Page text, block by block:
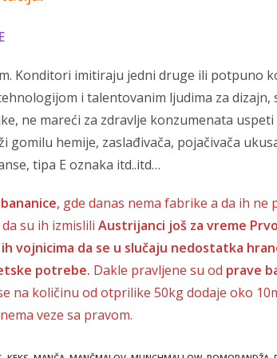
Konditori imitiraju jedni druge ili potpuno
i talentovanim ljudima za
ne mareći za zdravlje konzumenata
gomilu hemije, zaslađivača, pojačivača
tipa E oznaka itd..itd…
, gde danas nema fabrike a da ih ne
su ih izmislili Austrijanci još za vreme
vojnicima da se u slučaju nedostatka
potrebe. Dakle pravljene su od prave
na količinu od otprilike 50kg dodaje oko
veze sa pravom.